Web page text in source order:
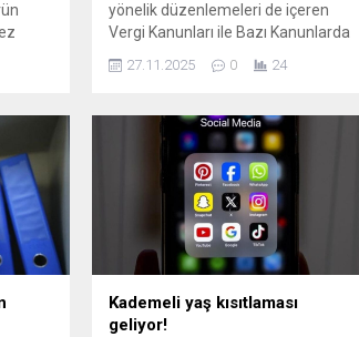
yönelik düzenlemeleri de içeren
Vergi Kanunları ile Bazı Kanunlarda
Yapılmasına Dair Kanun Teklifi'nin
bildirildi.
27.11.2025 0 24
Kademeli yaş kısıtlaması
geliyor!